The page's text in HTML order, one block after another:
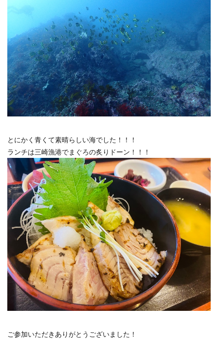
とにかく青くて素晴らしい海でした！！！
ランチは三崎漁港でまぐろの炙りドーン！！！
ご参加いただきありがとうございました！